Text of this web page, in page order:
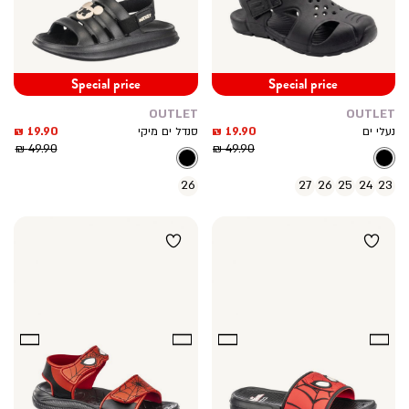
Special price
OUTLET
נעלי ים
מחיר
מוצר
19.90 ₪
מחיר
49.90 ₪
23
24
25
26
27
Special price
OUTLET
סנדל ים מיקי
מחיר
מוצר
19.90 ₪
מחיר
49.90 ₪
26